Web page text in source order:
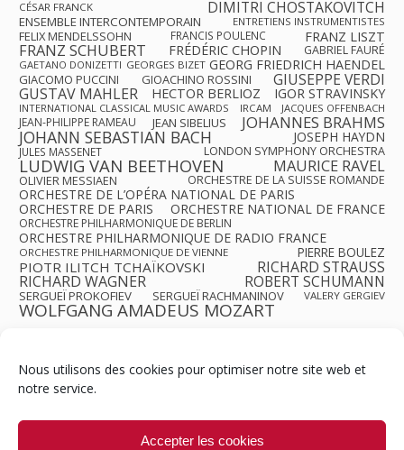
Nous utilisons des cookies pour optimiser notre site web et
notre service.
Accepter les cookies
CÉSAR FRANCK DIMITRI CHOSTAKOVITCH
ENSEMBLE INTERCONTEMPORAIN ENTRETIENS INSTRUMENTISTES
FELIX MENDELSSOHN FRANCIS POULENC FRANZ LISZT
FRANZ SCHUBERT FRÉDÉRIC CHOPIN GABRIEL FAURÉ
GAETANO DONIZETTI GEORGES BIZET GEORG FRIEDRICH HAENDEL
GIACOMO PUCCINI GIOACHINO ROSSINI GIUSEPPE VERDI
GUSTAV MAHLER HECTOR BERLIOZ IGOR STRAVINSKY
INTERNATIONAL CLASSICAL MUSIC AWARDS IRCAM JACQUES OFFENBACH
JEAN-PHILIPPE RAMEAU JEAN SIBELIUS JOHANNES BRAHMS
JOHANN SEBASTIAN BACH JOSEPH HAYDN
JULES MASSENET LONDON SYMPHONY ORCHESTRA
LUDWIG VAN BEETHOVEN MAURICE RAVEL
OLIVIER MESSIAEN ORCHESTRE DE LA SUISSE ROMANDE
ORCHESTRE DE L’OPÉRA NATIONAL DE PARIS
ORCHESTRE DE PARIS
ORCHESTRE NATIONAL DE FRANCE
ORCHESTRE PHILHARMONIQUE DE BERLIN
ORCHESTRE PHILHARMONIQUE DE RADIO FRANCE
ORCHESTRE PHILHARMONIQUE DE VIENNE PIERRE BOULEZ
PIOTR ILITCH TCHAÏKOVSKI RICHARD STRAUSS
RICHARD WAGNER ROBERT SCHUMANN
SERGUEÏ PROKOFIEV SERGUEÏ RACHMANINOV VALERY GERGIEV
WOLFGANG AMADEUS MOZART